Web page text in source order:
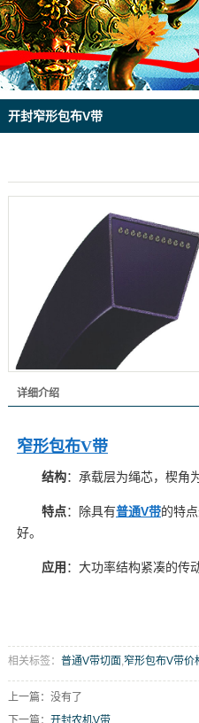
开封窄形包布V带
详细介绍
窄形包布V带
结构：承载层为绳芯，楔角
特点：除具有普通V带的特
好。
应用 ：大功率结构紧凑的传动
相关标签： 普通V带切面,窄形包布V带价
上一篇：没有了
下一篇： 开封农机V带